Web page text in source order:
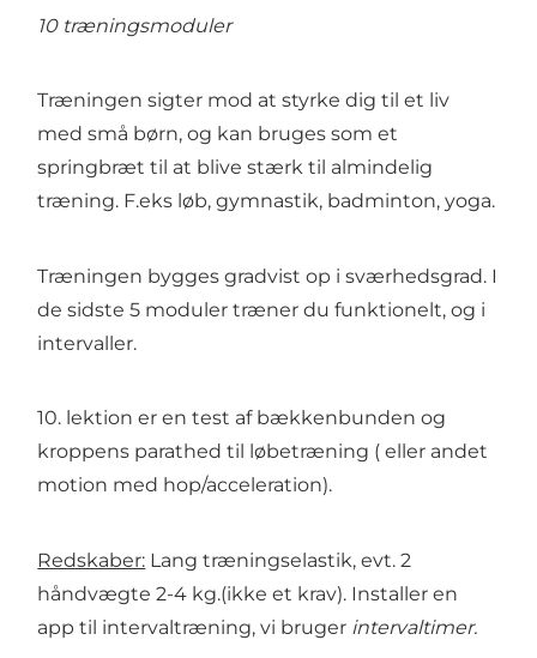
10 træningsmoduler
Træningen sigter mod at styrke dig til et liv
med små børn, og kan bruges som et
springbræt til at blive stærk til almindelig
træning. F.eks løb, gymnastik, badminton, yoga.
Træningen bygges gradvist op i sværhedsgrad. I
de sidste 5 moduler træner du funktionelt, og i
intervaller.
10. lektion er en test af bækkenbunden og
kroppens parathed til løbetræning ( eller andet
motion med hop/acceleration).
Redskaber: Lang træningselastik, evt. 2
håndvægte 2-4 kg.(ikke et krav). Installer en
app til intervaltræning, vi bruger intervaltimer.